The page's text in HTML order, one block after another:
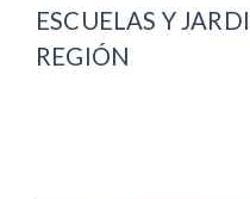
ESCUELAS Y
REGIÓN